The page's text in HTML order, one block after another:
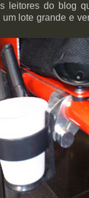
leitores do blog
lote grande e